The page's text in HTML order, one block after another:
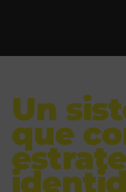
Un
que